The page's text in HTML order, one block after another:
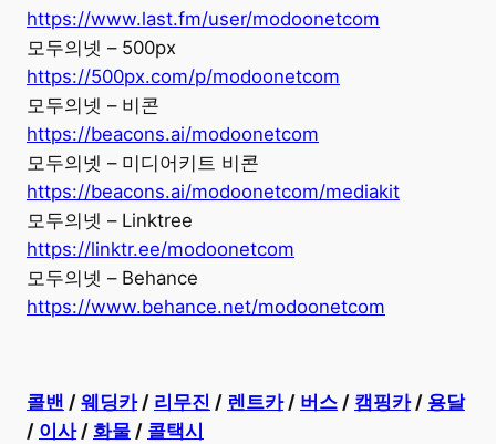
https://www.last.fm/user/modoonetcom
모두의넷 – 500px
https://500px.com/p/modoonetcom
모두의넷 – 비콘
https://beacons.ai/modoonetcom
모두의넷 – 미디어키트 비콘
https://beacons.ai/modoonetcom/mediakit
모두의넷 – Linktree
https://linktr.ee/modoonetcom
모두의넷 – Behance
https://www.behance.net/modoonetcom
콜밴 / 웨딩카/ 리무진 / 렌트카/ 버스 / 캠핑카/ 용달
/ 이사/ 화물 / 콜택시